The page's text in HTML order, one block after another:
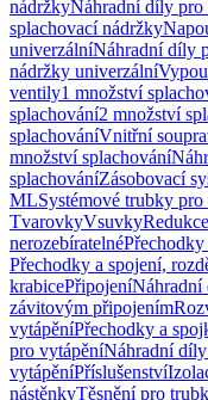
nádržkyNáhradní díly pro
splachovací nádržky
univerzálníNáhradní díly
nádržky univerzální
ventily1 množství
splachování2 množství
splachováníVnitřní
množství splachování
splachováníZásobovací
MLSystémové trubky
TvarovkyVsuvkyRedukce
nerozebíratelné
Přechodky a spojení,
krabicePřipojeníNáhradní
závitovým připojením
vytápěníPřechodky a
pro vytápěníNáhradní
vytápěníPříslušenství
nástěnkyTěsnění pro